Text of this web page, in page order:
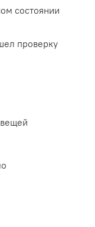
состоянии
проверку